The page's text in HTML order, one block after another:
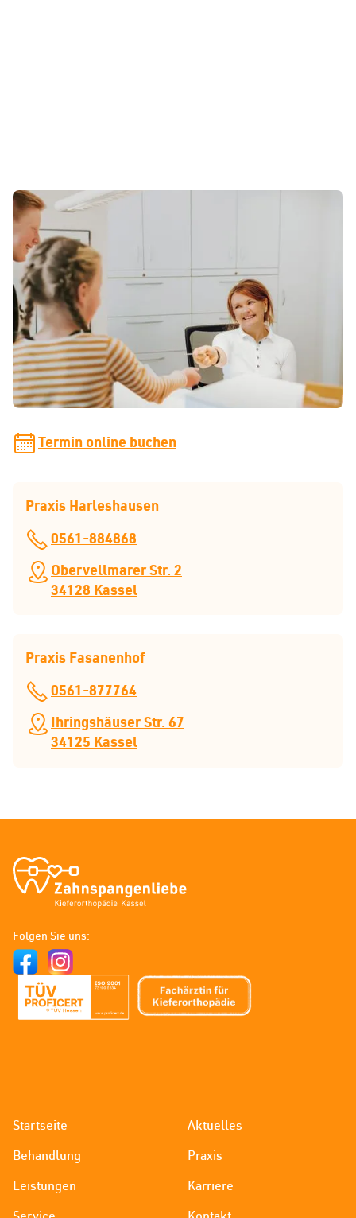
So erreichen Sie uns
Während unserer Sprechzeiten können Sie uns telefonisch
erreichen. Gerne können Sie uns auch eine E-Mail
schreiben. Wir melden uns so schnell wie möglich bei
Ihnen zurück.
praxis[at]zahnspangenliebe.de
Termin online buchen
Praxis Harleshausen
0561-884868
Obervellmarer Str. 2
34128 Kassel
Praxis Fasanenhof
0561-877764
Ihringshäuser Str. 67
34125 Kassel
-
Kieferorthopädie
Kassel
Folgen Sie uns:
Startseite
Behandlung
Leistungen
Aktuelles
Praxis
Karriere